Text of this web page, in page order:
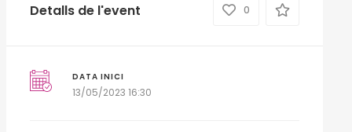
Detalls de l'event 0
DATA INICI
13/05/2023 16:30